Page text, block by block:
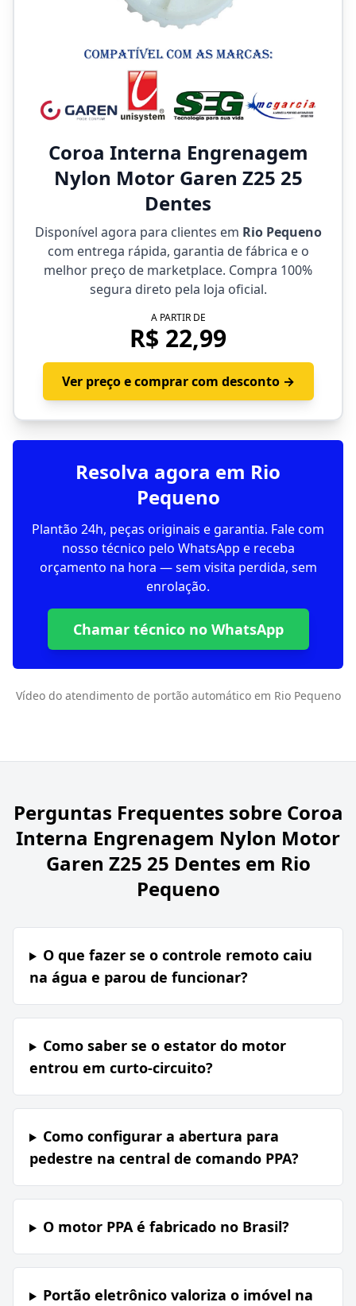
Coroa Interna Engrenagem
Nylon Motor Garen Z25 25
Dentes
Disponível agora para clientes em Rio Pequeno
com entrega rápida, garantia de fábrica e o
melhor preço de marketplace. Compra 100%
segura direto pela loja oficial.
A PARTIR DE
R$ 22,99
Ver preço e comprar com desconto →
Resolva agora em Rio
Pequeno
Plantão 24h, peças originais e garantia. Fale com
nosso técnico pelo WhatsApp e receba
orçamento na hora — sem visita perdida, sem
enrolação.
Chamar técnico no WhatsApp
Vídeo do atendimento de portão automático em Rio Pequeno
Perguntas Frequentes sobre Coroa
Interna Engrenagem Nylon Motor
Garen Z25 25 Dentes em Rio
Pequeno
O que fazer se o controle remoto caiu
na água e parou de funcionar?
Como saber se o estator do motor
entrou em curto-circuito?
Como configurar a abertura para
pedestre na central de comando PPA?
O motor PPA é fabricado no Brasil?
Portão eletrônico valoriza o imóvel na